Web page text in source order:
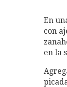
En
con
en la